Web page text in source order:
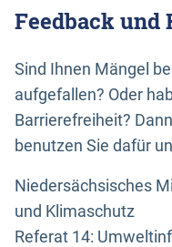
Feedback und
Sind Ihnen Mängel
aufgefallen? Oder
Barrierefreiheit?
benutzen Sie dafür
Niedersächsisches
und Klimaschutz
Referat 14: